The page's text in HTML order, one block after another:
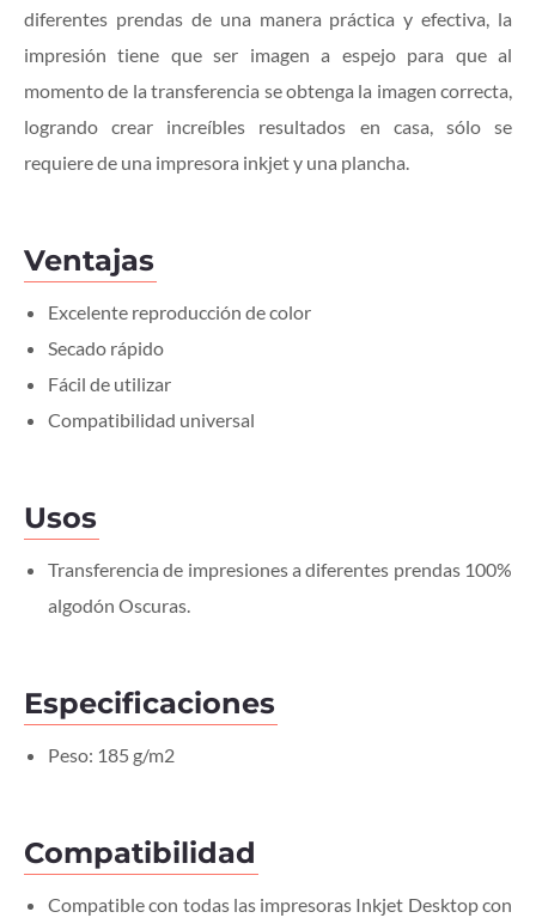
diferentes prendas de una manera práctica y efectiva, la
impresión tiene que ser imagen a espejo para que al
momento de la transferencia se obtenga la imagen correcta,
logrando crear increíbles resultados en casa, sólo se
requiere de una impresora inkjet y una plancha.
Ventajas
Excelente reproducción de color
Secado rápido
Fácil de utilizar
Compatibilidad universal
Usos
Transferencia de impresiones a diferentes prendas 100%
algodón Oscuras.
Especificaciones
Peso: 185 g/m2
Compatibilidad
Compatible con todas las impresoras Inkjet Desktop con